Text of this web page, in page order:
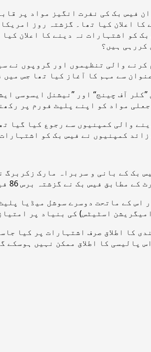
فیس بک کی نفرت انگیز مواد پر
اعلان کیا تھا۔ گزشتہ روز
بک کو اشتہارات نہ دینے کا اعلان کیا
کررہی ہیں؟
والی تنظیموں اور گروپوں نے
سے مہم کا آغاز کیا تھا جس
آف چینج‘‘ اور ’’نیشنل
مواد کو اپنے پلیٹ فورم پر
والی کمپنیوں سے رجوع کیا گیا
بک کے بانی و سربراہ مارک
گزشتہ برس 86 فیصد نفرت انگیز مواد حذف کیا۔
اس کے ماتحت دوسرے سوشل میڈیا
اسٹیٹس) کی بنیاد پر
کا اطلاق صرف اشتہارات پر کیا
پالیسی کا اطلاق ممکن نہیں ہوسکے